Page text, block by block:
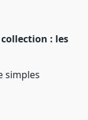
: les
simples